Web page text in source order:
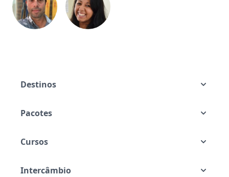
Destinos
Pacotes
Cursos
Intercâmbio